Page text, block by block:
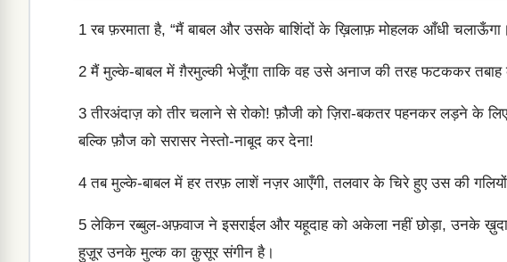
1 रब फ़रमाता है, “मैं बाबल और उसके बाशिंदों के ख़िलाफ़ मोहलक आँधी चलाऊँगा।
2 मैं मुल्के-बाबल में ग़ैरमुल्की भेजूँगा ताकि वह उसे अनाज की तरह फटककर
3 तीरअंदाज़ को तीर चलाने से रोको! फ़ौजी को ज़िरा-बकतर पहनकर लड़ने के
बल्कि फ़ौज को सरासर नेस्तो-नाबूद कर देना!
4 तब मुल्के-बाबल में हर तरफ़ लाशें नज़र आएँगी, तलवार के चिरे हुए उस की
5 लेकिन रब्बुल-अफ़वाज ने इसराईल और यहूदाह को अकेला नहीं छोड़ा, उनके ख़ुदा
हुज़ूर उनके मुल्क का क़ुसूर संगीन है।